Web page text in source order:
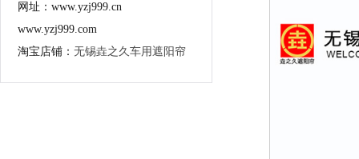
网址：www.yzj999.cn
www.yzj999.com
淘宝店铺： 无锡垚之久车用遮阳帘